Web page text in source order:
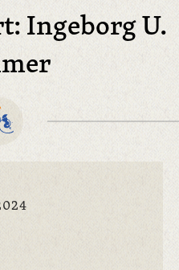
Ingeborg U.